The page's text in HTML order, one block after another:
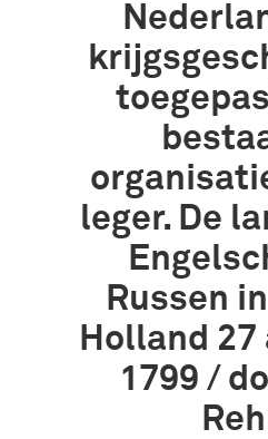
leger. De
Russen
Holland
1799 /